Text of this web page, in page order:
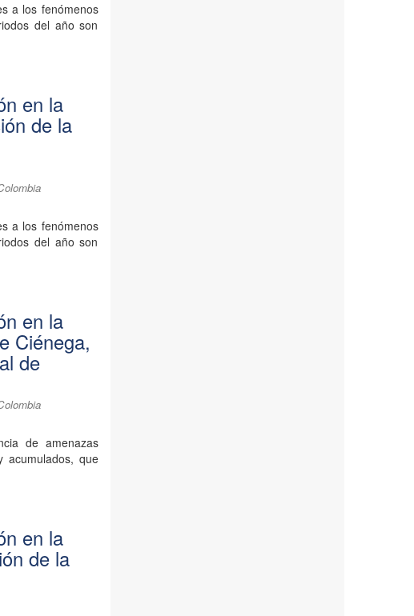
a los fenómenos
del año son
en la
de la
a los fenómenos
del año son
en la
Ciénega,
de
de amenazas
acumulados, que
en la
de la